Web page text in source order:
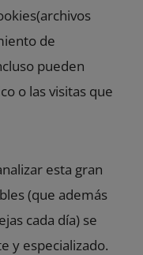
(archivos
de
pueden
o las visitas que
esta gran
(que además
cada día) se
y especializado.